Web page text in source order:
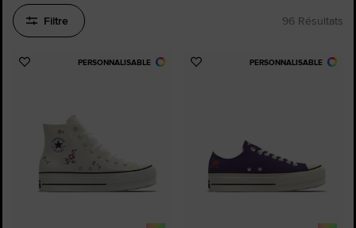
Filtre 96 Résultats
PERSONNALISABLE
Ajouter
PERSONNALISABLE
Ajouter